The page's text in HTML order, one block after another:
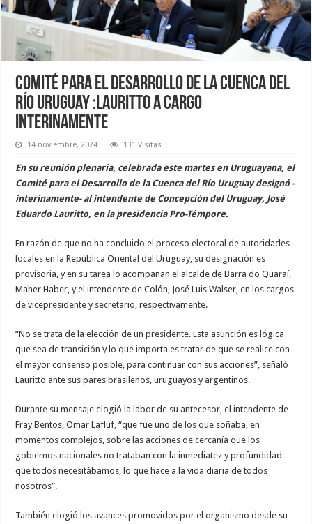
Comité para el Desarrollo de la Cuenca del
Río Uruguay :Lauritto a cargo
interinamente
14 noviembre, 2024 131 Visitas
En su reunión plenaria, celebrada este martes en Uruguayana, el
Comité para el Desarrollo de la Cuenca del Río Uruguay designó -
interinamente- al intendente de Concepción del Uruguay, José
Eduardo Lauritto, en la presidencia Pro-Témpore.
En razón de que no ha concluido el proceso electoral de autoridades
locales en la República Oriental del Uruguay, su designación es
provisoria, y en su tarea lo acompañan el alcalde de Barra do Quaraí,
Maher Haber, y el intendente de Colón, José Luis Walser, en los cargos
de vicepresidente y secretario, respectivamente.
“No se trata de la elección de un presidente. Esta asunción es lógica
que sea de transición y lo que importa es tratar de que se realice con
el mayor consenso posible, para continuar con sus acciones”, señaló
Lauritto ante sus pares brasileños, uruguayos y argentinos.
Durante su mensaje elogió la labor de su antecesor, el intendente de
Fray Bentos, Omar Lafluf, “que fue uno de los que soñaba, en
momentos complejos, sobre las acciones de cercanía que los
gobiernos nacionales no trataban con la inmediatez y profundidad
que todos necesitábamos, lo que hace a la vida diaria de todos
nosotros”.
También elogió los avances promovidos por el organismo desde su